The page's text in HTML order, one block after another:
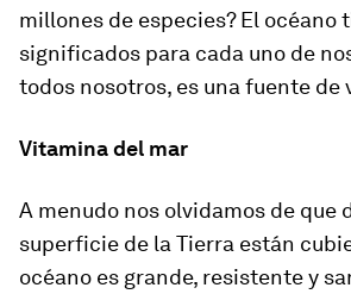
millones de especies? El océano
significados para cada uno de
todos nosotros, es una fuente de
Vitamina del mar
A menudo nos olvidamos de que
superficie de la Tierra están
océano es grande, resistente y